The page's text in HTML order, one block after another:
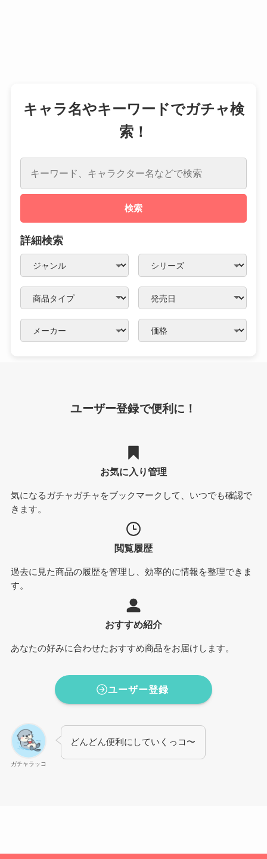
キャラ名やキーワードでガチャ検
索！
検索
詳細検索
ユーザー登録で便利に！
お気に入り管理
気になるガチャガチャをブックマークして、いつでも確認で
きます。
閲覧履歴
過去に見た商品の履歴を管理し、効率的に情報を整理できま
す。
おすすめ紹介
あなたの好みに合わせたおすすめ商品をお届けします。
ユーザー登録
ガチャラッコ
どんどん便利にしていくっコ〜